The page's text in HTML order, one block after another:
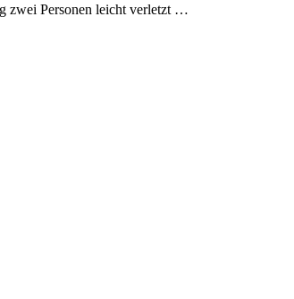
zwei Personen leicht verletzt …